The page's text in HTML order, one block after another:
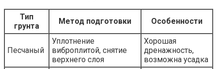
Тип
грунта
Метод подготовки Особенности
Песчаный
Уплотнение
виброплитой, снятие
верхнего слоя
Хорошая
дренажность,
возможна усадка